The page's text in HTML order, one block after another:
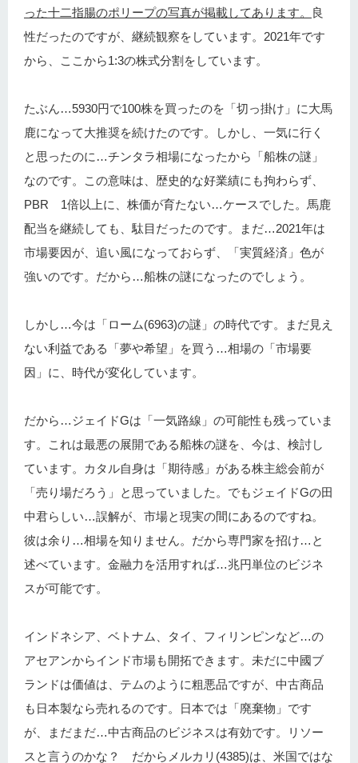
った十二指腸のポリープの写真が掲載してあります。
良
性だったのですが、継続観察をしています。2021年です
から、ここから1:3の株式分割をしています。
たぶん…5930円で100株を買ったのを「切っ掛け」に大馬
鹿になって大推奨を続けたのです。しかし、一気に行く
と思ったのに…チンタラ相場になったから「船株の謎」
なのです。この意味は、歴史的な好業績にも拘わらず、
PBR 1倍以上に、株価が育たない…ケースでした。馬鹿
配当を継続しても、駄目だったのです。まだ…2021年は
市場要因が、追い風になっておらず、「実質経済」色が
強いのです。だから…船株の謎になったのでしょう。
しかし…今は「ローム(6963)の謎」の時代です。まだ見え
ない利益である「夢や希望」を買う…相場の「市場要
因」に、時代が変化しています。
だから…ジェイドGは「一気路線」の可能性も残っていま
す。これは最悪の展開である船株の謎を、今は、検討し
ています。カタル自身は「期待感」がある株主総会前が
「売り場だろう」と思っていました。でもジェイドGの田
中君らしい…誤解が、市場と現実の間にあるのですね。
彼は余り…相場を知りません。だから専門家を招け…と
述べています。金融力を活用すれば…兆円単位のビジネ
スが可能です。
インドネシア、ベトナム、タイ、フィリンピンなど…の
アセアンからインド市場も開拓できます。未だに中國ブ
ランドは価値は、テムのように粗悪品ですが、中古商品
も日本製なら売れるのです。日本では「廃棄物」です
が、まだまだ…中古商品のビジネスは有効です。リソー
スと言うのかな？ だからメルカリ(4385)は、米国ではな